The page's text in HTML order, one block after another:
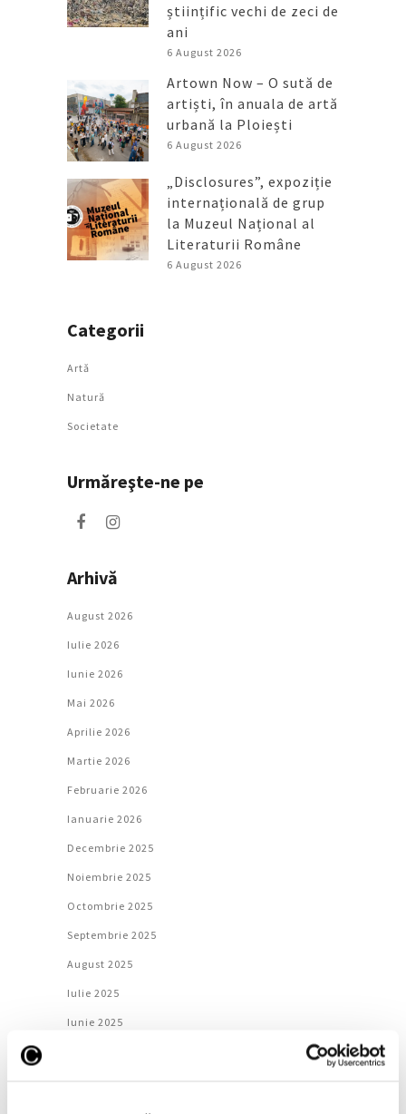
științific vechi de zeci de
ani
6 August 2026
Artown Now – O sută de
artiști, în anuala de artă
urbană la Ploiești
6 August 2026
„Disclosures”, expoziție
internațională de grup
la Muzeul Național al
Literaturii Române
6 August 2026
Categorii
Artǎ
Natură
Societate
Urmăreşte-ne pe
Arhivă
August 2026
Iulie 2026
Iunie 2026
Mai 2026
Aprilie 2026
Martie 2026
Februarie 2026
Ianuarie 2026
Decembrie 2025
Noiembrie 2025
Octombrie 2025
Septembrie 2025
August 2025
Iulie 2025
Iunie 2025